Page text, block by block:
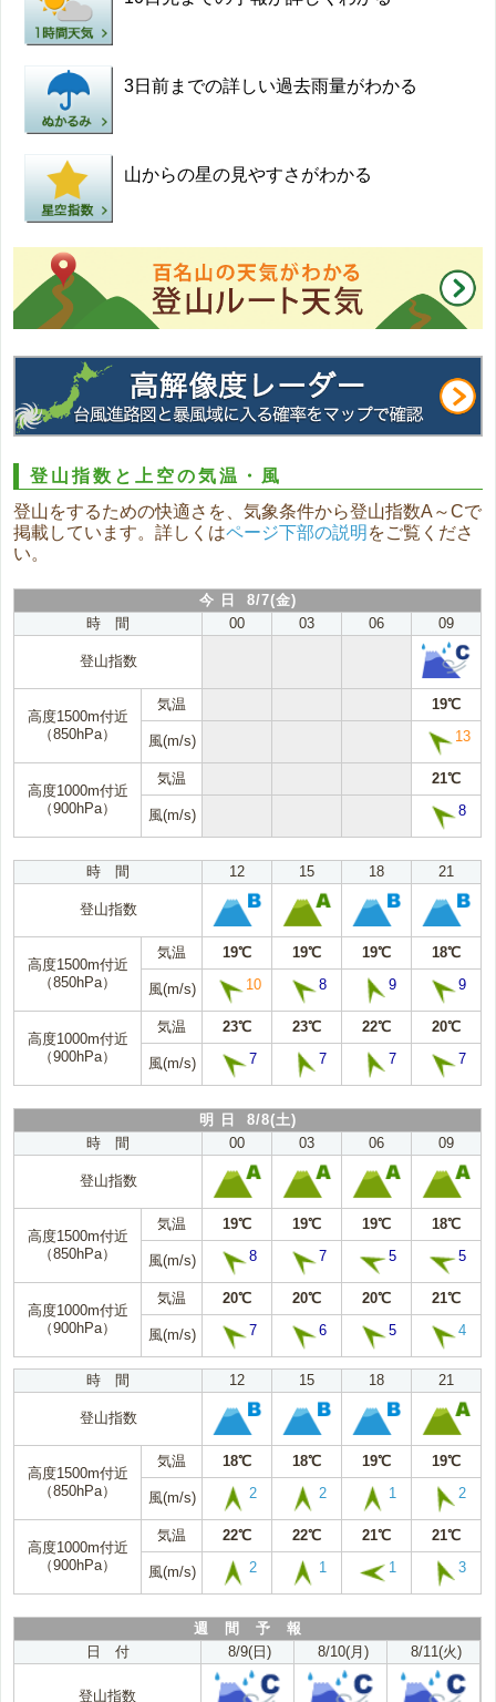
3日前までの詳しい過去雨量がわかる
山からの星の見やすさがわかる
登山指数と上空の気温・風
登山をするための快適さを、気象条件から登山指数A～Cで
掲載しています。詳しくはページ下部の説明 をご覧くださ
い。
今 日 8/7(金)
時 間
00 03 06 09
登山指数
高度1500m付近
（850hPa）
気温 19℃
風(m/s) 13
高度1000m付近
（900hPa）
気温 21℃
風(m/s) 8
時 間 12 15 18 21
登山指数
高度1500m付近
（850hPa）
気温 19℃ 19℃ 19℃ 18℃
風(m/s) 10 8 9 9
高度1000m付近
（900hPa）
気温 23℃ 23℃ 22℃ 20℃
風(m/s) 7 7 7 7
明 日 8/8(土)
時 間
00 03 06 09
登山指数
高度1500m付近
（850hPa）
気温 19℃ 19℃ 19℃ 18℃
風(m/s) 8 7 5 5
高度1000m付近
（900hPa）
気温 20℃ 20℃ 20℃ 21℃
風(m/s) 7 6 5 4
時 間 12 15 18 21
登山指数
高度1500m付近
（850hPa）
気温 18℃ 18℃ 19℃ 19℃
風(m/s) 2 2 1 2
高度1000m付近
（900hPa）
気温 22℃ 22℃ 21℃ 21℃
風(m/s) 2 1 1 3
週 間 予 報
日 付
8/9(日) 8/10(月) 8/11(火)
登山指数